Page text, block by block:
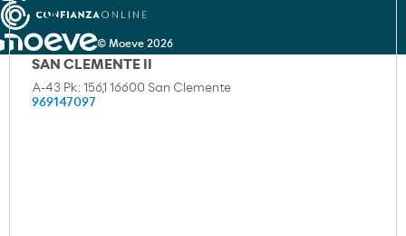
SAN CLEMENTE II
A-43 Pk: 156,1 16600 San Clemente
969147097
© Moeve 2026